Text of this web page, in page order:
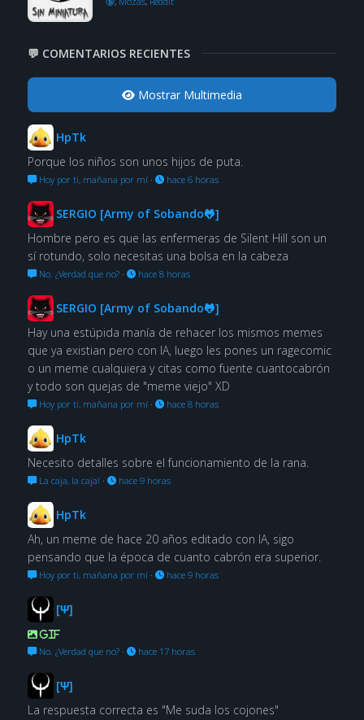
💬 COMENTARIOS RECIENTES
Mostrar Multimedia
HpTk
Porque los niños son unos hijos de puta.
Hoy por ti, mañana por mí· hace 6 horas
SERGIO [Army of Sobando🐸]
Hombre pero es que las enfermeras de Silent Hill son un
sí rotundo, solo necesitas una bolsa en la cabeza
No. ¿Verdad que no?· hace 8 horas
SERGIO [Army of Sobando🐸]
Hay una estúpida manía de rehacer los mismos memes
que ya existian pero con IA, luego les pones un ragecomic
o un meme cualquiera y citas como fuente cuantocabrón
y todo son quejas de "meme viejo" XD
Hoy por ti, mañana por mí· hace 8 horas
HpTk
Necesito detalles sobre el funcionamiento de la rana.
La caja, la caja! · hace 9 horas
HpTk
Ah, un meme de hace 20 años editado con IA, sigo
pensando que la época de cuanto cabrón era superior.
Hoy por ti, mañana por mí· hace 9 horas
[Ψ]
GIF
No. ¿Verdad que no?· hace 17 horas
[Ψ]
La respuesta correcta es "Me suda los cojones"